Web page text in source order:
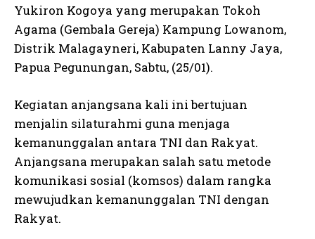
Yukiron Kogoya yang merupakan Tokoh
Agama (Gembala Gereja) Kampung Lowanom,
Distrik Malagayneri, Kabupaten Lanny Jaya,
Papua Pegunungan, Sabtu, (25/01).
Kegiatan anjangsana kali ini bertujuan
menjalin silaturahmi guna menjaga
kemanunggalan antara TNI dan Rakyat.
Anjangsana merupakan salah satu metode
komunikasi sosial (komsos) dalam rangka
mewujudkan kemanunggalan TNI dengan
Rakyat.